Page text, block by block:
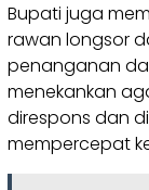
Bupati juga
rawan longsor
penanganan
menekankan
direspons dan
mempercepat